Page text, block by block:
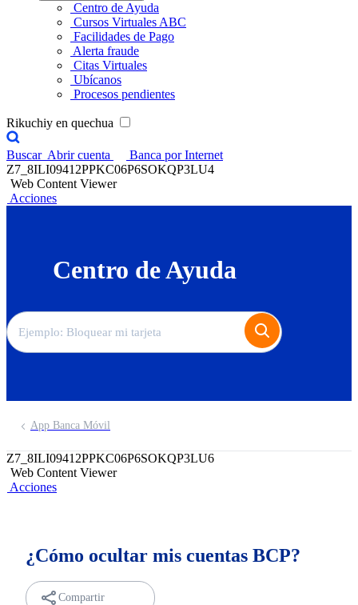
Centro de Ayuda
Cursos Virtuales ABC
Facilidades de Pago
Alerta fraude
Citas Virtuales
Ubícanos
Procesos pendientes
Rikuchiy en quechua
Buscar Abrir cuenta
Banca por Internet
Z7_8ILI09412PPKC06P6SOKQP3LU4
Web Content Viewer
Acciones
Centro de Ayuda
App Banca Móvil
Z7_8ILI09412PPKC06P6SOKQP3LU6
Web Content Viewer
Acciones
¿Cómo ocultar mis cuentas BCP?
Compartir